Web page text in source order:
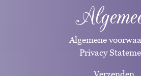
Algemene
Privacy